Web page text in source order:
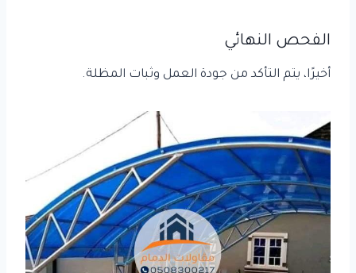
الفحص النهائي
أخيرًا، يتم التأكد من جودة العمل وثبات المظلة.